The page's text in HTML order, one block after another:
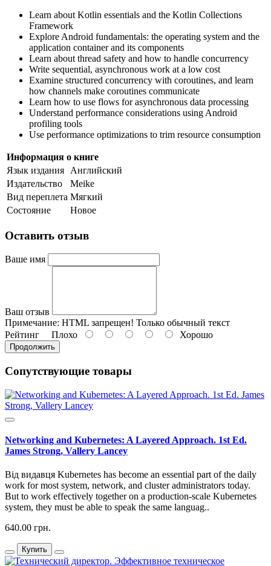
Learn about Kotlin essentials and the Kotlin Collections
Framework
Explore Android fundamentals: the operating system and the
application container and its components
Learn about thread safety and how to handle concurrency
Write sequential, asynchronous work at a low cost
Examine structured concurrency with coroutines, and learn
how channels make coroutines communicate
Learn how to use flows for asynchronous data processing
Understand performance considerations using Android
profiling tools
Use performance optimizations to trim resource consumption
Информация о книге
Язык издания
Английский
Издательство
Meike
Вид переплета Мягкий
Состояние
Новое
Оставить отзыв
Ваше имя
Ваш отзыв
Примечание: HTML запрещен! Только обычный текст
Рейтинг Плохо Хорошо
Продолжить
Сопутствующие товары
Networking and Kubernetes: A Layered Approach. 1st Ed.
James Strong, Vallery Lancey
Від видавця Kubernetes has become an essential part of the daily
work for most system, network, and cluster administrators today.
But to work effectively together on a production-scale Kubernetes
system, they must be able to speak the same languag..
640.00 грн.
Купить